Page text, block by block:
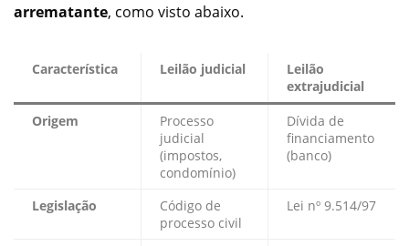
arrematante, como visto abaixo.
Característica Leilão judicial
Leilão
extrajudicial
Origem
Processo
judicial
(impostos,
condomínio)
Dívida de
financiamento
(banco)
Legislação
Código de
processo civil
Lei nº 9.514/97